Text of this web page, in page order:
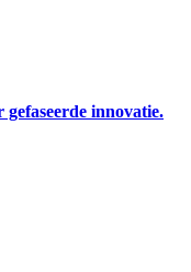
gefaseerde innovatie.